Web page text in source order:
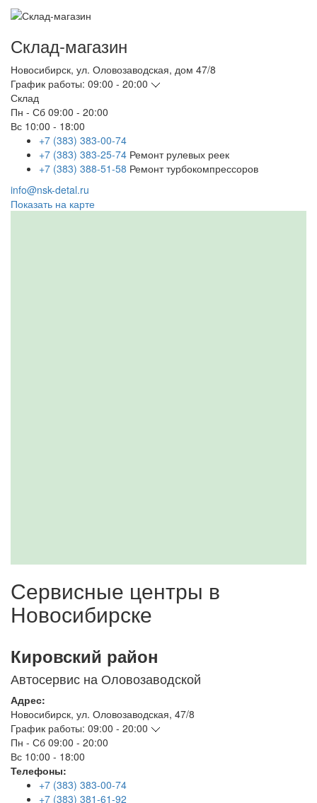
Склад-магазин
Новосибирск, ул. Оловозаводская, дом 47/8
График работы: 09:00 - 20:00
Склад
Пн - Сб 09:00 - 20:00
Вс 10:00 - 18:00
+7 (383) 383-00-74
+7 (383) 383-25-74 Ремонт рулевых реек
+7 (383) 388-51-58 Ремонт турбокомпрессоров
info@nsk-detal.ru
Показать на карте
Сервисные центры в
Новосибирске
Кировский район
Автосервис на Оловозаводской
Адрес:
Новосибирск, ул. Оловозаводская, 47/8
График работы: 09:00 - 20:00
Пн - Сб 09:00 - 20:00
Вс 10:00 - 18:00
Телефоны:
+7 (383) 383-00-74
+7 (383) 381-61-92